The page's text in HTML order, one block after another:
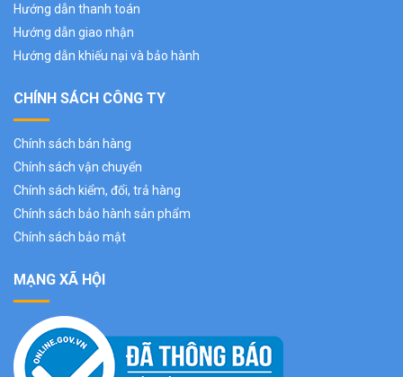
Hướng dẫn thanh toán
Hướng dẫn giao nhận
Hướng dẫn khiếu nại và bảo hành
CHÍNH SÁCH CÔNG TY
Chính sách bán hàng
Chính sách vận chuyển
Chính sách kiểm, đổi, trả hàng
Chính sách bảo hành sản phẩm
Chính sách bảo mật
MẠNG XÃ HỘI